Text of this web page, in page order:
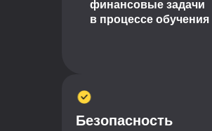
финансовые задачи
в процессе обучения
Безопасность